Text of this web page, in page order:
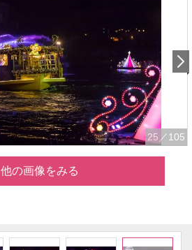
25 ／105
他の画像をみる